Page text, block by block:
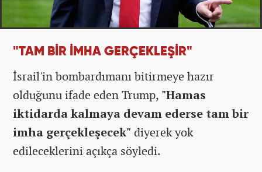
"TAM BİR İMHA GERÇEKLEŞİR"
İsrail'in bombardımanı bitirmeye hazır
olduğunu ifade eden Trump, "Hamas
iktidarda kalmaya devam ederse tam bir
imha gerçekleşecek" diyerek yok
edileceklerini açıkça söyledi.